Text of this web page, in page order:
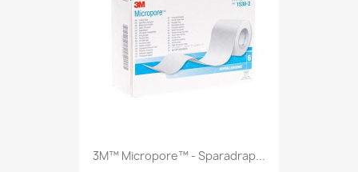
3M™ Micropore™ - Sparadrap...